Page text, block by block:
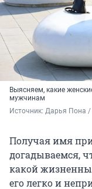
Выясняем, какие
мужчинам
Источник: Дарья Пона /
Получая имя
догадываемся,
какой
его легко и